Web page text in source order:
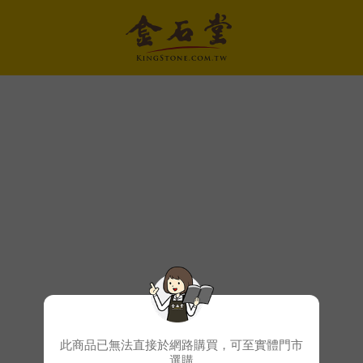
此商品已無法直接於網路購買，可至實體門市
選購